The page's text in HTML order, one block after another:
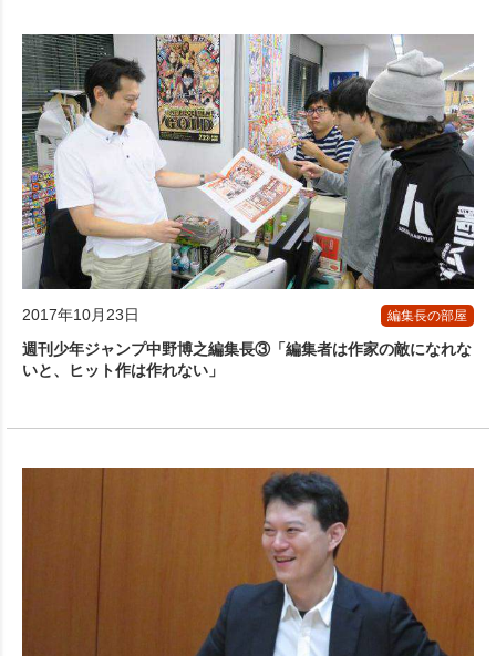
2017年10月23日 編集長の部屋
週刊少年ジャンプ中野博之編集長③「編集者は作家の敵になれな
いと、ヒット作は作れない」